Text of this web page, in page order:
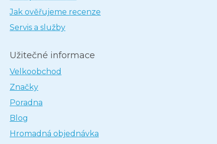
Jak ověřujeme recenze
Servis a služby
Užitečné informace
Velkoobchod
Značky
Poradna
Blog
Hromadná objednávka